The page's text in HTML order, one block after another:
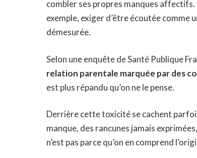
combler ses propres manques
exemple, exiger d’être écoutée
démesurée.
Selon une enquête de Santé Publique
relation parentale marquée par des
est plus répandu qu’on ne le pense.
Derrière cette toxicité se cachent
manque, des rancunes jamais
n’est pas parce qu’on en comprend